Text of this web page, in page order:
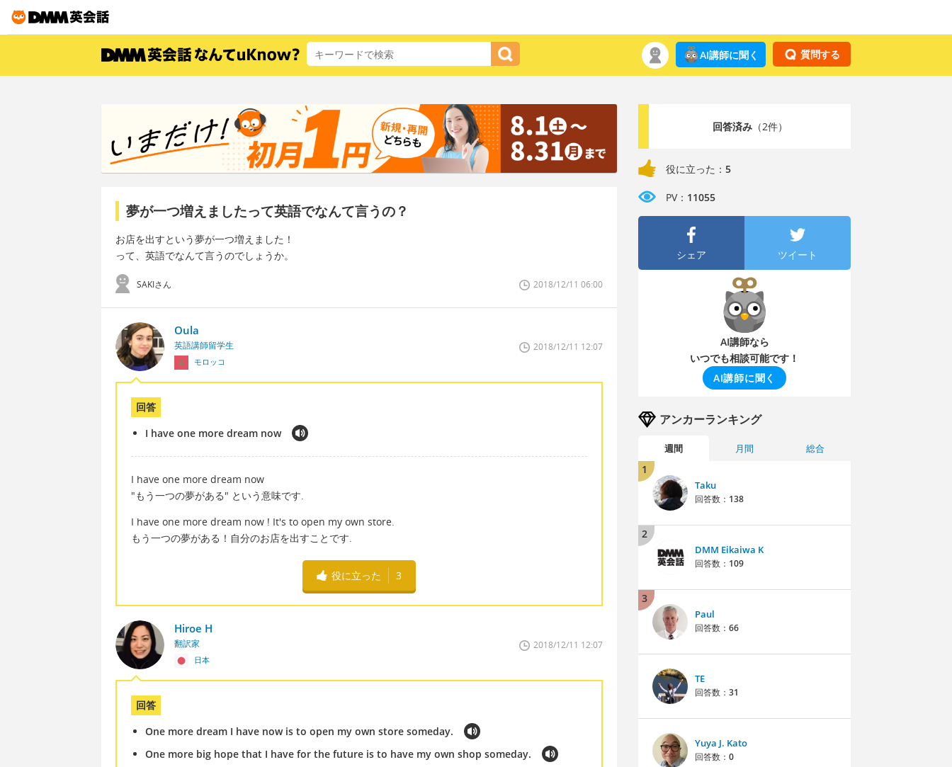
質問する
AI講師に聞く
夢が一つ増えましたって英語でなんて言うの？
お店を出すという夢が一つ増えました！
って、英語でなんて言うのでしょうか。
SAKIさん 2018/12/11 06:00
Oula
英語講師留学生
モロッコ
2018/12/11 12:07
回答
I have one more dream now
I have one more dream now
"もう一つの夢がある" という意味です.
I have one more dream now ! It's to open my own store.
もう一つの夢がある！自分のお店を出すことです.
役に立った 3
Hiroe H
翻訳家
日本
2018/12/11 12:07
回答
One more dream I have now is to open my own store someday.
One more big hope that I have for the future is to have my own shop someday.
回答済み（2件）
役に立った： 5
PV： 11055
シェア ツイート
AI講師なら
いつでも相談可能です！
AI講師に聞く
アンカーランキング
週間 月間 総合
1
Taku
回答数： 138
2
DMM Eikaiwa K
回答数： 109
3
Paul
回答数： 66
TE
回答数： 31
Yuya J. Kato
回答数： 0